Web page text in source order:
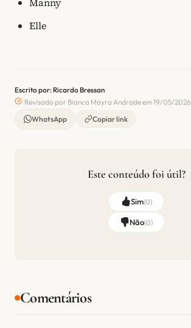
Elle
Escrito por: Ricardo Bressan
Revisado por Bianca Mayra Andrade em 19/05/2026
WhatsApp
Copiar link
Este conteúdo foi útil?
Sim(0)
Não(0)
Comentários